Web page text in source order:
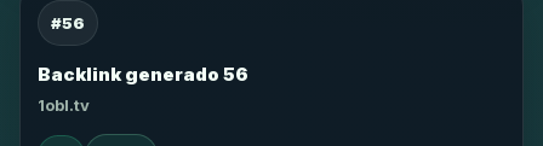
#56
Backlink generado 56
1obl.tv